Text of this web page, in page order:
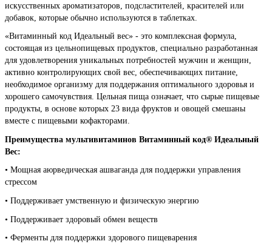
искусственных ароматизаторов, подсластителей, красителей или
добавок, которые обычно используются в таблетках.
«Витаминный код Идеальный вес» - это комплексная формула,
состоящая из цельнопищевых продуктов, специально разработанная
для удовлетворения уникальных потребностей мужчин и женщин,
активно контролирующих свой вес, обеспечивающих питание,
необходимое организму для поддержания оптимального здоровья и
хорошего самочувствия. Цельная пища означает, что сырые пищевые
продукты, в основе которых 23 вида фруктов и овощей смешаны
вместе с пищевыми кофакторами.
Преимущества мультивитаминов Витаминный код® Идеальный
Вес:
• Мощная аюрведическая ашваганда для поддержки управления
стрессом
• Поддерживает умственную и физическую энергию
• Поддерживает здоровый обмен веществ
• Ферменты для поддержки здорового пищеварения